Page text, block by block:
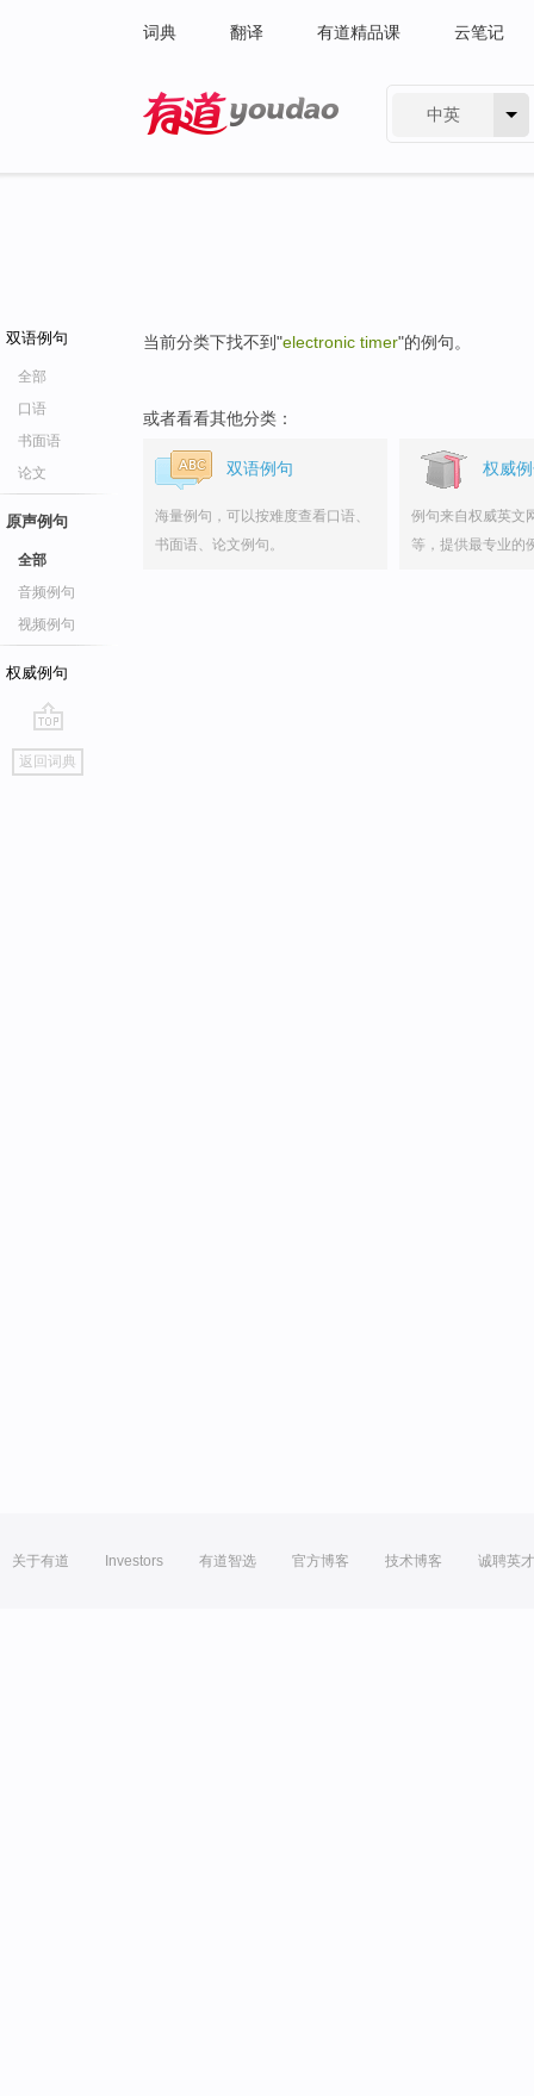
词典 翻译 有道精品课 云笔记
中英
双语例句
全部
口语
书面语
论文
原声例句
全部
音频例句
视频例句
权威例句
go
top
返回词典
当前分类下找不到"electronic timer"的例句。
或者看看其他分类：
双语例句
海量例句，可以按难度查看口语、
书面语、论文例句。
权威
例句来自权威英文
等，提供最专业的
关于有道 Investors 有道智选 官方博客 技术博客 诚聘英才